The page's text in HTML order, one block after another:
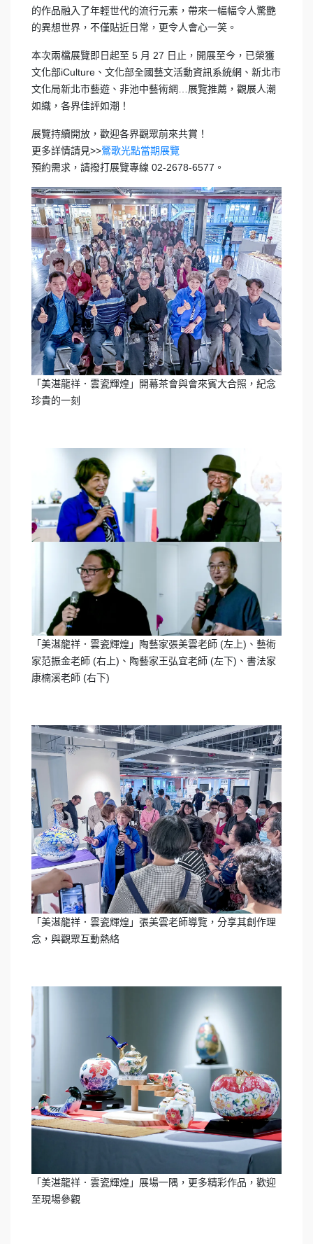
的作品融入了年輕世代的流行元素，帶來一幅幅令人驚艷
的異想世界，不僅貼近日常，更令人會心一笑。
本次兩檔展覽即日起至 5 月 27 日止，開展至今，已榮獲
文化部iCulture、文化部全國藝文活動資訊系統網、新北市
文化局新北市藝遊、非池中藝術網…展覽推薦，觀展人潮
如織，各界佳評如潮！
展覽持續開放，歡迎各界觀眾前來共賞！
更多詳情請見>>鶯歌光點當期展覽
預約需求，請撥打展覽專線 02-2678-6577。
「美湛龍祥．雲瓷輝煌」開幕茶會與會來賓大合照，紀念
珍貴的一刻
「美湛龍祥．雲瓷輝煌」陶藝家張美雲老師 (左上)、藝術
家范振金老師 (右上)、陶藝家王弘宜老師 (左下)、書法家
康楠溪老師 (右下)
「美湛龍祥．雲瓷輝煌」張美雲老師導覽，分享其創作理
念，與觀眾互動熱絡
「美湛龍祥．雲瓷輝煌」展場一隅，更多精彩作品，歡迎
至現場參觀